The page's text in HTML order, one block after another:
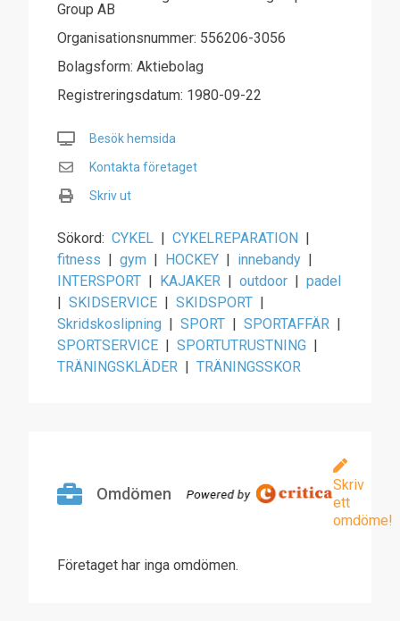
Group AB
Organisationsnummer: 556206-3056
Bolagsform: Aktiebolag
Registreringsdatum: 1980-09-22
Besök hemsida
Kontakta företaget
Skriv ut
Sökord: CYKEL | CYKELREPARATION |
fitness | gym | HOCKEY | innebandy |
INTERSPORT | KAJAKER | outdoor | padel
| SKIDSERVICE | SKIDSPORT |
Skridskoslipning | SPORT | SPORTAFFÄR |
SPORTSERVICE | SPORTUTRUSTNING |
TRÄNINGSKLÄDER | TRÄNINGSSKOR
Omdömen
Skriv
ett
omdöme!
Företaget har inga omdömen.